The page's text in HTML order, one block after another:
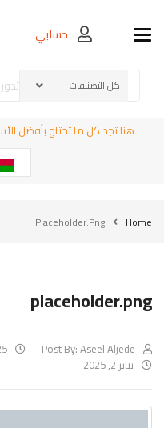
Toggle navigationحسابي
هنا تجد كل ما تحتاج بأفضل
Home
Placeholder.png
placeholder.png
Post By:Aseel Aljede
يناير 2, 2025